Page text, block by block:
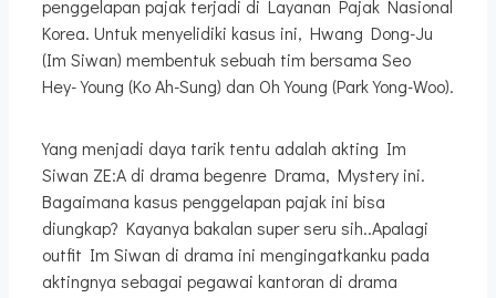
penggelapan pajak terjadi di Layanan Pajak Nasional
Korea. Untuk menyelidiki kasus ini, Hwang Dong-Ju
(Im Siwan) membentuk sebuah tim bersama Seo
Hey-Young (Ko Ah-Sung) dan Oh Young (Park Yong-Woo).
Yang menjadi daya tarik tentu adalah akting Im
Siwan ZE:A di drama begenre Drama, Mystery ini.
Bagaimana kasus penggelapan pajak ini bisa
diungkap? Kayanya bakalan super seru sih..Apalagi
outfit Im Siwan di drama ini mengingatkanku pada
aktingnya sebagai pegawai kantoran di drama